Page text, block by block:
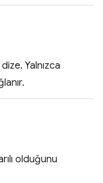
Yalnızca
olduğunu